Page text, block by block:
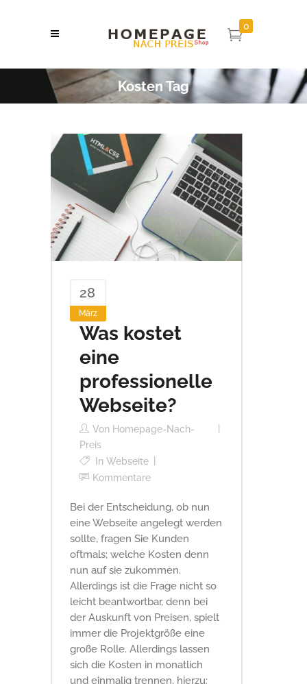
0
Kosten Tag
28
März
Was kostet
eine
professionelle
Webseite?
Von Homepage-Nach-
Preis
In Webseite
Kommentare
Bei der Entscheidung, ob nun
eine Webseite angelegt werden
sollte, fragen Sie Kunden
oftmals; welche Kosten denn
nun auf sie zukommen.
Allerdings ist die Frage nicht so
leicht beantwortbar, denn bei
der Auskunft von Preisen, spielt
immer die Projektgröße eine
große Rolle. Allerdings lassen
sich die Kosten in monatlich
und einmalig trennen, hierzu: